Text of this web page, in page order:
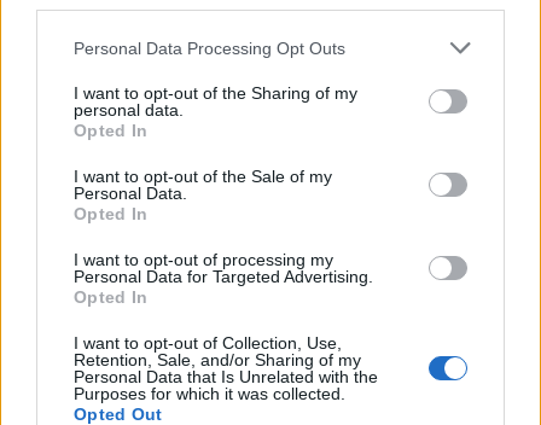
Personal Data Processing Opt Outs
I want to opt-out of the Sharing of my
personal data.
Opted In
I want to opt-out of the Sale of my
Personal Data.
Opted In
I want to opt-out of processing my
Personal Data for Targeted Advertising.
Opted In
I want to opt-out of Collection, Use,
Retention, Sale, and/or Sharing of my
Personal Data that Is Unrelated with the
Purposes for which it was collected.
Opted Out
Shtuarmë30.06.2026 00:52
Tags:
Heung-min Son
, përfaqësuesja e koresë së jugut